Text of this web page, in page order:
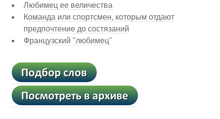
Любимец ее величества
Команда или спортсмен, которым отдают
предпочтение до состязаний
Французский "любимец"